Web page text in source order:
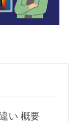
い 概要